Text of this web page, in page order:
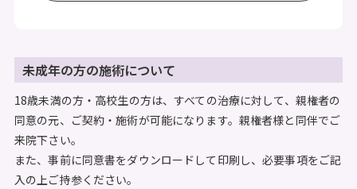
未成年の方の施術について
18歳未満の方・高校生の方は、すべての治療に対して、親権者の
同意の元、ご契約・施術が可能になります。親権者様と同伴でご
来院下さい。
また、事前に同意書をダウンロードして印刷し、必要事項をご記
入の上ご持参ください。